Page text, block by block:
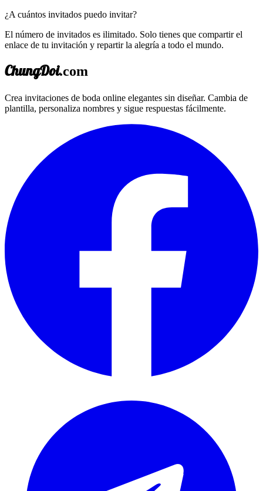
¿A cuántos invitados puedo invitar?
El número de invitados es ilimitado. Solo tienes que compartir el
enlace de tu invitación y repartir la alegría a todo el mundo.
ChungDoi.com
Crea invitaciones de boda online elegantes sin diseñar. Cambia de
plantilla, personaliza nombres y sigue respuestas fácilmente.